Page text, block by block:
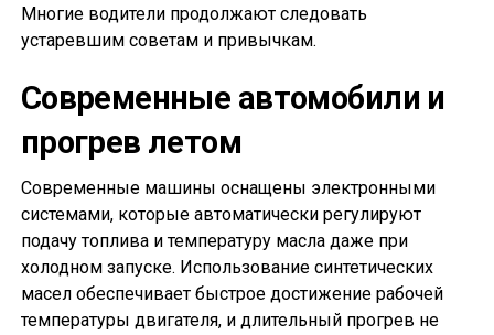
Многие водители продолжают следовать
устаревшим советам и привычкам.
Современные автомобили и
прогрев летом
Современные машины оснащены электронными
системами, которые автоматически регулируют
подачу топлива и температуру масла даже при
холодном запуске. Использование синтетических
масел обеспечивает быстрое достижение рабочей
температуры двигателя, и длительный прогрев не